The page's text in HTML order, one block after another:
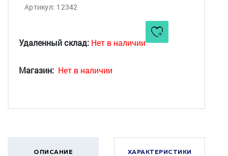
Артикул: 12342
Удаленный склад: Нет в наличии
Магазин: Нет в наличии
ОПИСАНИЕ ХАРАКТЕРИСТИКИ